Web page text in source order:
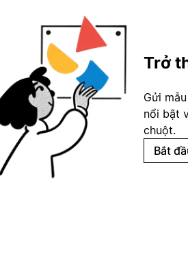
Trở
Gửi
nổi bật
chuột.
Bắt